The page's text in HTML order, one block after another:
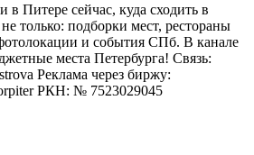
Питере сейчас, куда сходить в
только: подборки мест, рестораны
и события СПб. В канале
места Петербурга! Связь:
Реклама через биржу:
РКН: № 7523029045